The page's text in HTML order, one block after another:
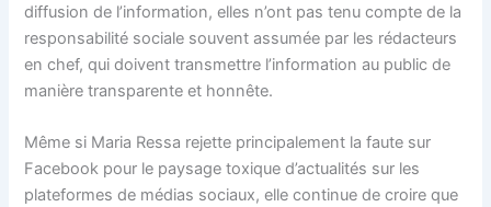
diffusion de l’information, elles n’ont pas tenu compte de la
responsabilité sociale souvent assumée par les rédacteurs
en chef, qui doivent transmettre l’information au public de
manière transparente et honnête.
Même si Maria Ressa rejette principalement la faute sur
Facebook pour le paysage toxique d’actualités sur les
plateformes de médias sociaux, elle continue de croire que